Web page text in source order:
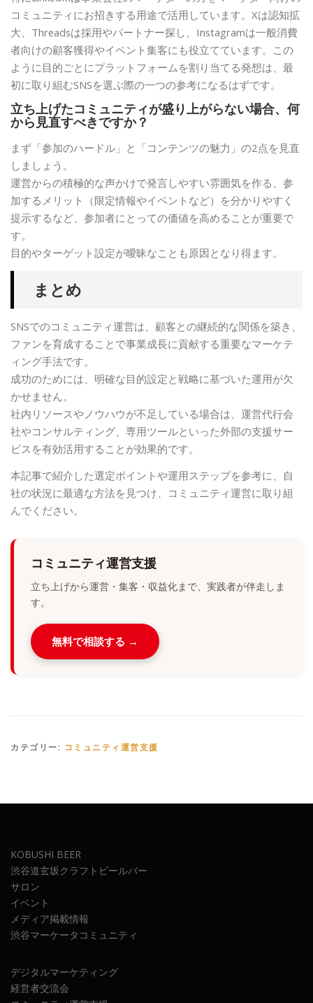
コミュニティにお招きする用途で活用しています。Xは認知拡
大、Threadsは採用やパートナー探し、Instagramは一般消費
者向けの顧客獲得やイベント集客にも役立てています。この
ように目的ごとにプラットフォームを割り当てる発想は、最
初に取り組むSNSを選ぶ際の一つの参考になるはずです。
立ち上げたコミュニティが盛り上がらない場合、何
から見直すべきですか？
まず「参加のハードル」と「コンテンツの魅力」の2点を見直
しましょう。
運営からの積極的な声かけで発言しやすい雰囲気を作る、参
加するメリット（限定情報やイベントなど）を分かりやすく
提示するなど、参加者にとっての価値を高めることが重要で
す。
目的やターゲット設定が曖昧なことも原因となり得ます。
まとめ
SNSでのコミュニティ運営は、顧客との継続的な関係を築き、
ファンを育成することで事業成長に貢献する重要なマーケテ
ィング手法です。
成功のためには、明確な目的設定と戦略に基づいた運用が欠
かせません。
社内リソースやノウハウが不足している場合は、運営代行会
社やコンサルティング、専用ツールといった外部の支援サー
ビスを有効活用することが効果的です。
本記事で紹介した選定ポイントや運用ステップを参考に、自
社の状況に最適な方法を見つけ、コミュニティ運営に取り組
んでください。
コミュニティ運営支援
立ち上げから運営・集客・収益化まで、実践者が伴走しま
す。
無料で相談する →
カテゴリー: コミュニティ運営支援
KOBUSHI BEER
渋谷道玄坂クラフトビールバー
サロン
イベント
メディア掲載情報
渋谷マーケータコミュニティ
デジタルマーケティング
経営者交流会